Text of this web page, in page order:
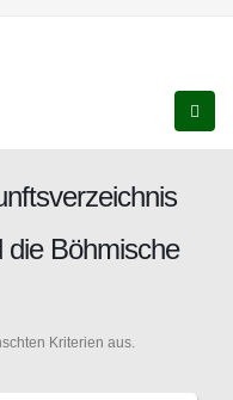
die Böhmische
Kriterien aus.